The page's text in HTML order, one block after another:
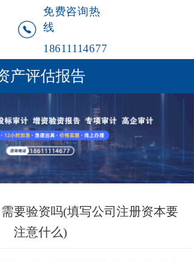
免费咨询热
线
18611114677
产评估报告
要验资吗(填写公司注册资本要
注意什么)